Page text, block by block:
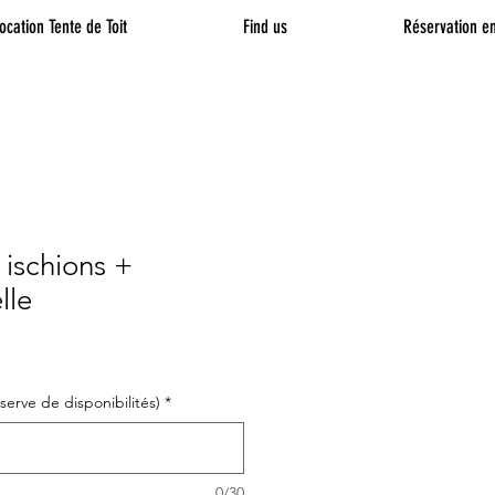
Tente de Toit Find us Réservation
+
de disponibilités) *